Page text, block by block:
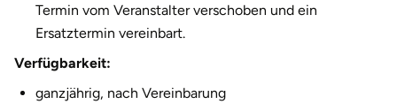
Termin vom Veranstalter verschoben und ein
Ersatztermin vereinbart.
Verfügbarkeit:
ganzjährig, nach Vereinbarung
Herzogenaurach
Herzogtum Lauenburg